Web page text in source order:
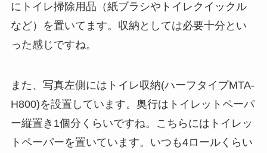
にトイレ掃除用品（紙ブラシやトイレクイックル
など）を置いてます。収納としては必要十分とい
った感じですね。
また、写真左側にはトイレ収納(ハーフタイプMTA-
H800)を設置しています。奥行はトイレットペーパ
ー縦置き1個分くらいですね。こちらにはトイレッ
トペーパーを置いています。いつも4ロールくらい